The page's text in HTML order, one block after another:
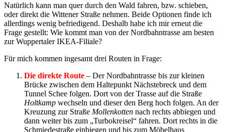
Natürlich kann man quer durch den Wald fahren, bzw. schieben,
oder direkt die Wittener Straße nehmen. Beide Optionen finde ich
allerdings wenig befriedigend. Deshalb habe ich mir erneut die
Frage gestellt: Wie kommt man von der Nordbahntrasse am besten
zur Wuppertaler IKEA-Filiale?
Für mich kommen ingesamt drei Routen in Frage:
Die direkte Route – Der Nordbahntrasse bis zur kleinen
Brücke zwischen dem Haltepunkt Nächstebreck und dem
Tunnel Schee folgen. Dort von der Trasse auf die Straße
Holtkamp wechseln und dieser den Berg hoch folgen. An der
Kreuzung zur Straße Mollenkotten nach rechts abbiegen und
dann weiter bis zum „Turbokreisel“ fahren. Dort rechts in die
Schmiedestraße einbiegen und bis zum Möbelhaus